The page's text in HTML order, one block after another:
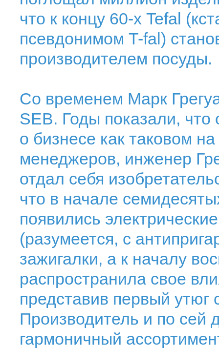
что к концу 60-х Tefal
псевдонимом T-fal)
производителем посуды.
Со временем Марк
SEB. Годы показали,
о бизнесе как таковом
менеджеров, инженер
отдал себя
что в начале
появились
(разумеется, с
зажигалки, а к началу
распространила свое
представив первый утюг
Производитель и по сей
гармоничный